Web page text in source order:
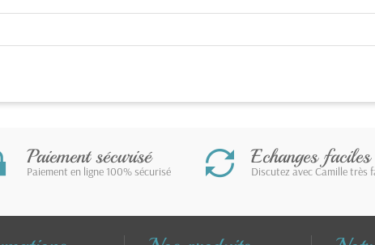
Paiement sécurisé
Paiement en ligne 100% sécurisé
Echanges faciles
Discutez avec Camille très